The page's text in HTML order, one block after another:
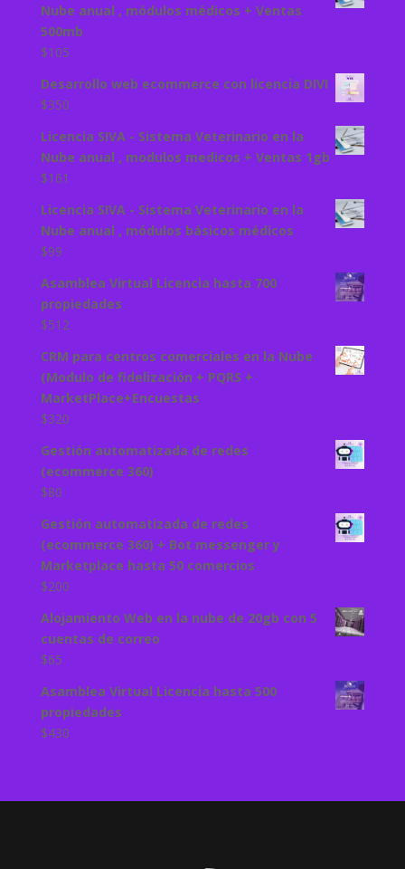
Nube anual , módulos médicos + Ventas
500mb
$105
Desarrollo web ecommerce con licencia DIVI
$350
Licencia SIVA - Sistema Veterinario en la
Nube anual , modulos medicos + Ventas 1gb
$161
Licencia SIVA - Sistema Veterinario en la
Nube anual , módulos básicos médicos
$99
Asamblea Virtual Licencia hasta 700
propiedades
$512
CRM para centros comerciales en la Nube
(Modulo de fidelización + PQRS +
MarketPlace+Encuestas
$320
Gestión automatizada de redes
(ecommerce 360)
$80
Gestión automatizada de redes
(ecommerce 360) + Bot messenger y
Marketplace hasta 50 comercios
$200
Alojamiento Web en la nube de 20gb con 5
cuentas de correo
$65
Asamblea Virtual Licencia hasta 500
propiedades
$430